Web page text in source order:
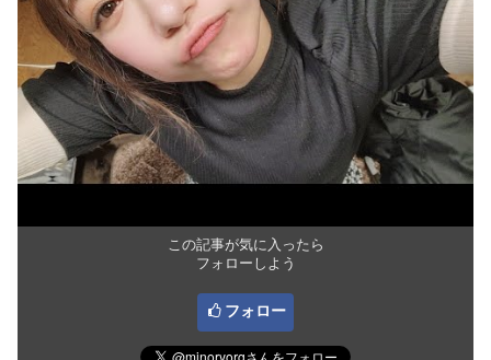
この記事が気に入ったら
フォローしよう
フォロー